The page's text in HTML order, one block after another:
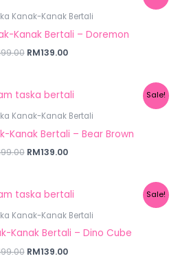
Kanak-Kanak Bertali
Kanak Bertali – Doremon
was:
RM139.00
is:
Sale!
Kanak-Kanak Bertali
Kanak Bertali – Bear Brown
Original
price
was:
RM139.00
Current
price
is:
Sale!
Kanak-Kanak Bertali
Kanak Bertali – Dino Cube
Original
price
was:
RM139.00
Current
price
is: